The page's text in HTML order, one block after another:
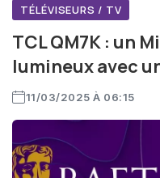
TÉLÉVISEURS / TV
TCL QM7K : un
lumineux avec
11/03/2025 À 06:15